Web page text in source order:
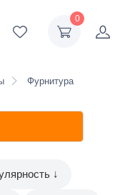
0
Фурнитура
↓